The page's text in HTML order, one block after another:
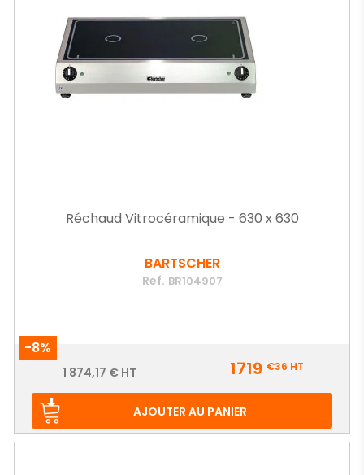
Réchaud Vitrocéramique - 630 x 630
BARTSCHER
Ref. BR104907
-8%
Prix
Prix
1 874,17 € HT 1719 €36 HT
AJOUTER AU PANIER